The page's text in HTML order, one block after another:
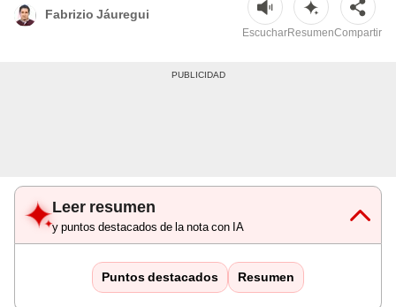
Fabrizio Jáuregui
EscucharResumenCompartir
Leer resumen
y puntos destacados de la nota con IA
Puntos destacados Resumen